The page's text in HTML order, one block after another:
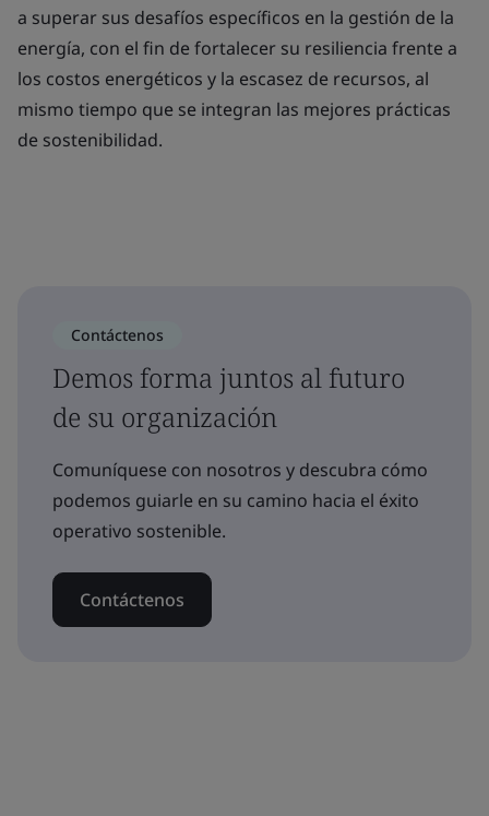
a superar sus desafíos específicos en la gestión de la
energía, con el fin de fortalecer su resiliencia frente a
los costos energéticos y la escasez de recursos, al
mismo tiempo que se integran las mejores prácticas
de sostenibilidad.
Contáctenos
Demos forma juntos al futuro
de su organización
Comuníquese con nosotros y descubra cómo
podemos guiarle en su camino hacia el éxito
operativo sostenible.
Contáctenos